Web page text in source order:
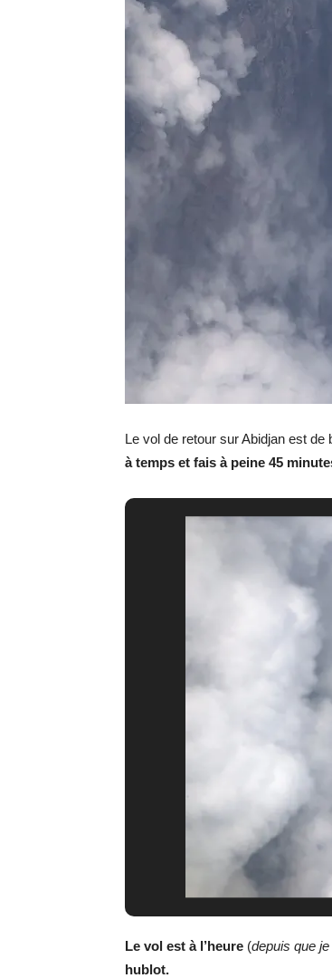
Le vol de retour sur Abidjan est de
à temps et fais à peine 45
Le vol est à l’heure (depuis que
hublot.